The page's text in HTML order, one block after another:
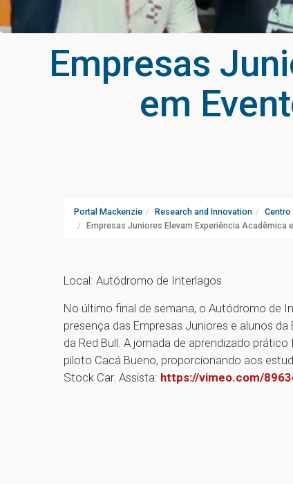
Empresas
em
Portal Mackenzie Research and Innovation
Empresas Juniores Elevam Experiência Acadêmica
Local: Autódromo de Interlagos
No último final de semana, o Autódromo de
presença das Empresas Juniores e alunos
da Red Bull. A jornada de aprendizado
piloto Cacá Bueno, proporcionando aos
Stock Car. Assista: https://vimeo.com/